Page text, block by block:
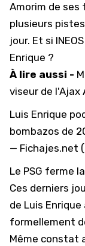
Amorim de ses
plusieurs
jour. Et si
Enrique ?
À lire aussi -
viseur de l'Ajax
Luis Enrique
bombazos de
— Fichajes.net
Le PSG ferme
Ces derniers
de Luis
formellement
Même constat